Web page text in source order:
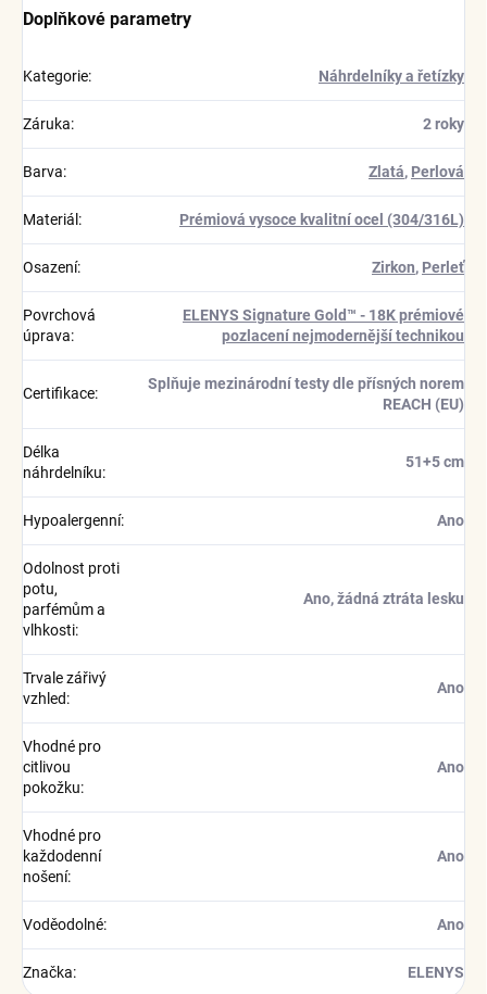
Doplňkové parametry
Kategorie: Náhrdelníky a řetízky
Záruka: 2 roky
Barva: Zlatá, Perlová
Materiál : Prémiová vysoce kvalitní ocel (304/316L)
Osazení: Zirkon, Perleť
Povrchová
úprava:
ELENYS Signature Gold™ - 18K prémiové
pozlacení nejmodernější technikou
Certifikace:
Splňuje mezinárodní testy dle přísných norem
REACH (EU)
Délka
náhrdelníku:
51+5 cm
Hypoalergenní: Ano
Odolnost proti
potu,
parfémům a
vlhkosti:
Ano, žádná ztráta lesku
Trvale zářivý
vzhled:
Ano
Vhodné pro
citlivou
pokožku:
Ano
Vhodné pro
každodenní
nošení:
Ano
Voděodolné: Ano
Značka: ELENYS